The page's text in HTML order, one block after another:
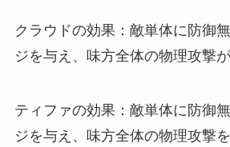
クラウドの効果：敵単体に防御
ジを与え、味方全体の物理攻撃が
ティファの効果：敵単体に防御
ジを与え、味方全体の物理攻撃を